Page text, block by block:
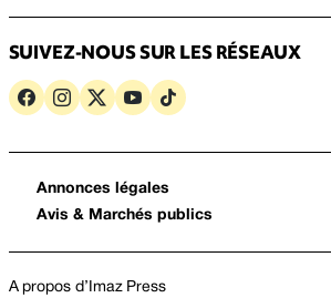
SUIVEZ-NOUS SUR LES RÉSEAUX
Annonces légales
Avis & Marchés publics
A propos d’Imaz Press